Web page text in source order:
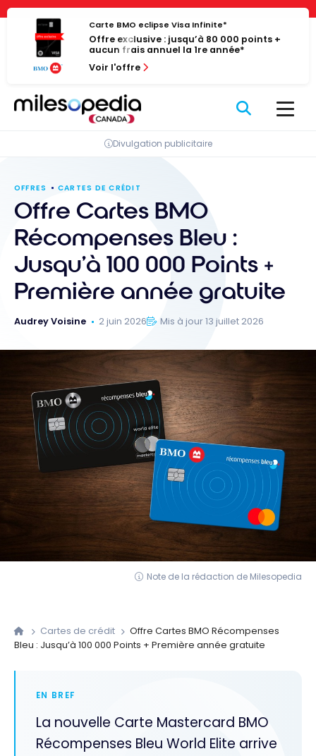
Panneau de gestion des cookies
Passer
contenu
Carte BMO eclipse Visa Infinite*
Offre exclusive : jusqu’à 80 000 points +
aucun frais annuel la 1re année*
Voir l'offre
Divulgation publicitaire
OFFRES CARTES DE CRÉDIT
Offre Cartes BMO
Récompenses Bleu :
Jusqu’à 100 000 Points +
Première année gratuite
Audrey Voisine 2 juin 2026 Mis à jour 13 juillet 2026
Note de la rédaction de Milesopedia
Cartes de crédit
Offre Cartes BMO Récompenses
Bleu : Jusqu’à 100 000 Points + Première année gratuite
EN BREF
La nouvelle Carte Mastercard BMO
Récompenses Bleu World Elite arrive